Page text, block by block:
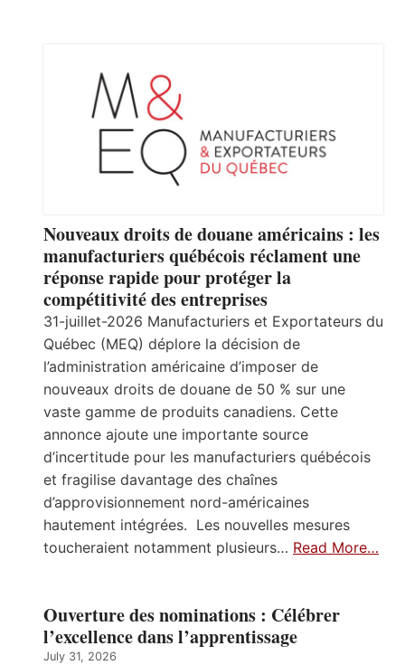
Nouveaux droits de douane américains : les
manufacturiers québécois réclament une
réponse rapide pour protéger la
compétitivité des entreprises
31-juillet-2026 Manufacturiers et Exportateurs du
Québec (MEQ) déplore la décision de
l’administration américaine d’imposer de
nouveaux droits de douane de 50 % sur une
vaste gamme de produits canadiens. Cette
annonce ajoute une importante source
d’incertitude pour les manufacturiers québécois
et fragilise davantage des chaînes
d’approvisionnement nord-américaines
hautement intégrées. Les nouvelles mesures
toucheraient notamment plusieurs… Read More…
Ouverture des nominations : Célébrer
l’excellence dans l’apprentissage
July 31, 2026